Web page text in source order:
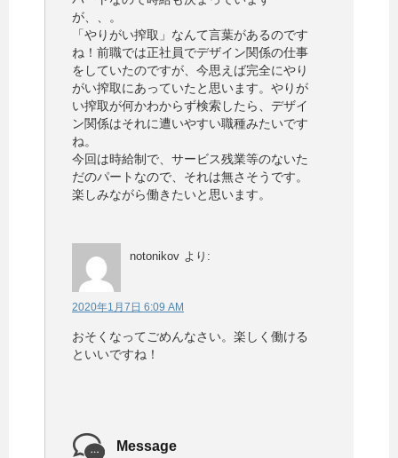
が、、。
「やりがい搾取」なんて言葉があるのです
ね！前職では正社員でデザイン関係の仕事
をしていたのですが、今思えば完全にやり
がい搾取にあっていたと思います。やりが
い搾取が何かわからず検索したら、デザイ
ン関係はそれに遭いやすい職種みたいです
ね。
今回は時給制で、サービス残業等のないた
だのパートなので、それは無さそうです。
楽しみながら働きたいと思います。
notonikov より:
2020年1月7日 6:09 AM
おそくなってごめんなさい。楽しく働ける
といいですね！
Message